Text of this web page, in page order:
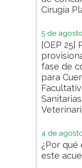
Cirugía
5 de
[OEP 25]
fase de
para
4 de
¿Por qué
este